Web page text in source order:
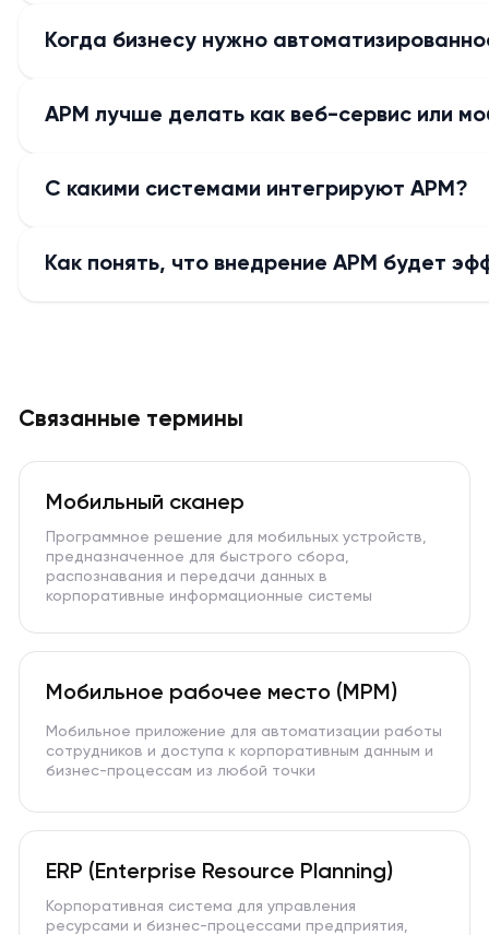
Когда бизнесу нужно
АРМ лучше делать как веб-сервис или
С какими системами интегрируют АРМ?
Как понять, что внедрение АРМ будет
Связанные термины
Мобильный сканер
Программное решение для мобильных устройств,
предназначенное для быстрого сбора,
распознавания и передачи данных в
корпоративные информационные системы
Мобильное рабочее место (МРМ)
Мобильное приложение для автоматизации работы
сотрудников и доступа к корпоративным данным и
бизнес-процессам из любой точки
ERP (Enterprise Resource Planning)
Корпоративная система для управления
ресурсами и бизнес-процессами предприятия,